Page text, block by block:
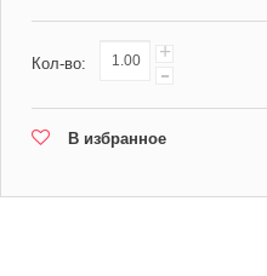
Кол-во: +
-
В избранное